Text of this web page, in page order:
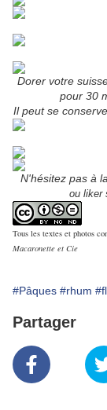
Dorer votre
pour 30
Il peut se
N'hésitez pas à
ou liker
Tous les textes et photos
Macaronette et Cie
#Pâques #rhum
Partager